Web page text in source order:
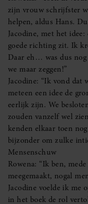
zijn vrouw schrijfster
helpen, aldus Hans.
Jacodine, met het
goede richting zit. Ik
Daar eh… was dus
we maar zeggen!”
Jacodine: “Ik vond dat
meteen een idee de
eerlijk zijn. We
zouden vanzelf wel
kenden elkaar toen
bijzonder om zulke
Mensenschuw
Rowena: “Ik ben,
meegemaakt, nogal
Jacodine voelde ik me
in het boek de rol